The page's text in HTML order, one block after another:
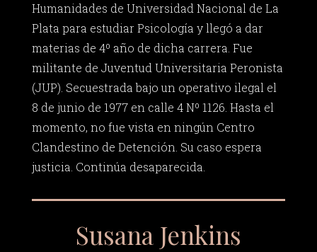
Humanidades de Universidad Nacional de La
Plata para estudiar Psicología y llegó a dar
materias de 4º año de dicha carrera. Fue
militante de Juventud Universitaria Peronista
(JUP). Secuestrada bajo un operativo ilegal el
8 de junio de 1977 en calle 4 Nº 1126. Hasta el
momento, no fue vista en ningún Centro
Clandestino de Detención. Su caso espera
justicia. Continúa desaparecida.
Susana Jenkins